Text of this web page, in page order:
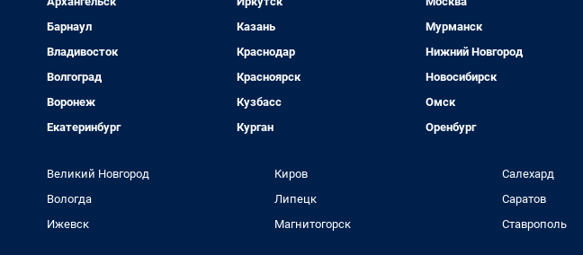
Барнаул
Владивосток
Волгоград
Воронеж
Екатеринбург
Казань
Краснодар
Красноярск
Кузбасс
Курган
Мурманск
Нижний Новгород
Новосибирск
Омск
Оренбург
Великий Новгород
Вологда
Ижевск
Киров
Липецк
Магнитогорск
Салехард
Саратов
Ставрополь